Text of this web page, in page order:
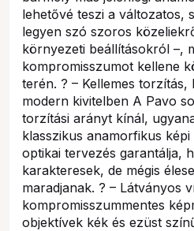
lehetővé teszi a változatos,
legyen szó szoros
környezeti beállításokról –,
kompromisszumot kellene
terén. ? – Kellemes torzítás,
modern kivitelben A Pavo
torzítási arányt kínál,
klasszikus anamorfikus
optikai tervezés garantálja,
karakteresek, de mégis
maradjanak. ? – Látványos
kompromisszummentes
objektívek kék és ezüst